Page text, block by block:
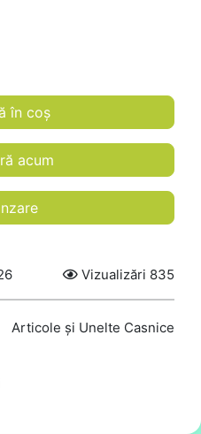
în coș
acum
Vizualizări 835
Articole și Unelte Casnice